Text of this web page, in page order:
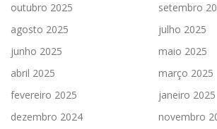
outubro 2025
setembro
agosto 2025
julho 2025
junho 2025
maio 2025
abril 2025
março 2025
fevereiro 2025
janeiro 2025
dezembro 2024
novembro